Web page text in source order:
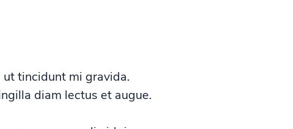
ut tincidunt mi gravida.
diam lectus et augue.